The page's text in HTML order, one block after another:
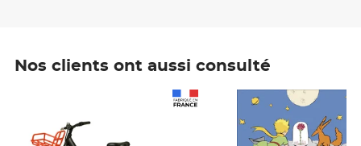
Nos clients ont aussi consulté
Prix 7,50€